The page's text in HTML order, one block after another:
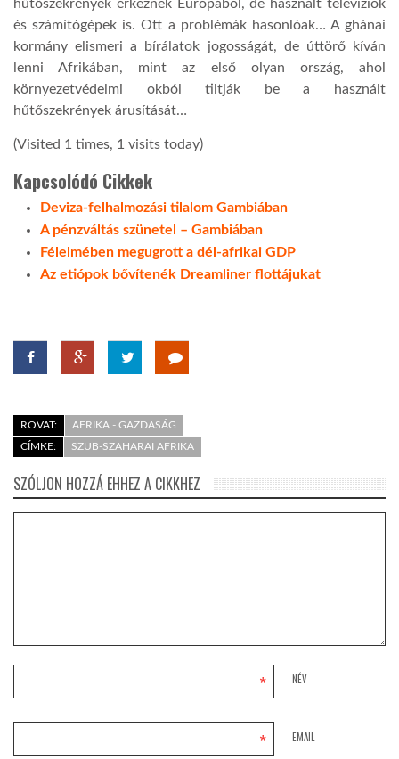
GLOBOBOOK
hűtőszekrények érkeznek Európából, de használt televíziók
és számítógépek is. Ott a problémák hasonlóak… A ghánai
kormány elismeri a bírálatok jogosságát, de úttörő kíván
lenni Afrikában, mint az első olyan ország, ahol
környezetvédelmi okból tiltják be a használt
hűtőszekrények árusítását…
(Visited 1 times, 1 visits today)
Kapcsolódó Cikkek
Deviza-felhalmozási tilalom Gambiában
A pénzváltás szünetel – Gambiában
Félelmében megugrott a dél-afrikai GDP
Az etiópok bővítenék Dreamliner flottájukat
ROVAT:
AFRIKA - GAZDASÁG
CÍMKE:
SZUB-SZAHARAI AFRIKA
SZÓLJON HOZZÁ EHHEZ A CIKKHEZ
NÉV
*
EMAIL
*